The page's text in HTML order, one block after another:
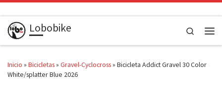
Saltar al contenido
Lobobike
Search
Inicio » Bicicletas» Gravel-Cyclocross» Bicicleta Addict Gravel 30 Color
White/splatter Blue 2026